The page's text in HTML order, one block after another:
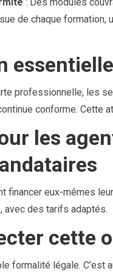
de chaque
essentielle
professionnelle, les
conforme. Cette
les
financer eux-mêmes
avec des tarifs adaptés.
cette
formalité légale. C’est